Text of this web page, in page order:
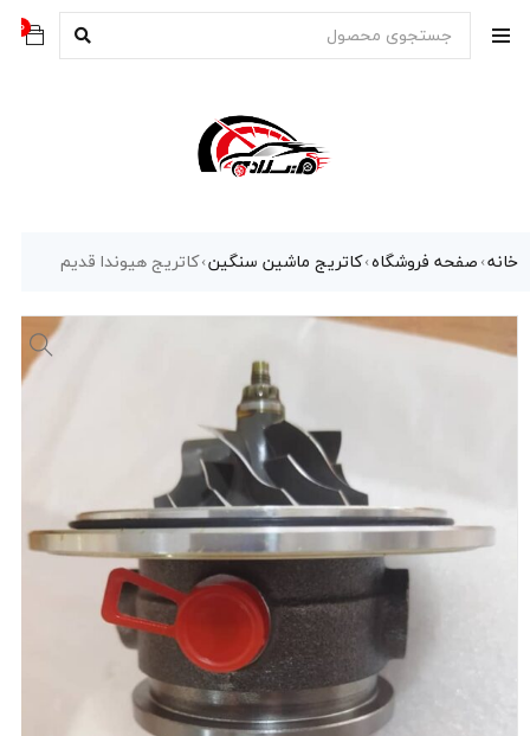
0
خانه›صفحه فروشگاه›کاتریج ماشین سنگین›کاتریج هیوندا قدیم